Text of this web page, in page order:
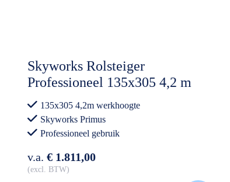
Skyworks Rolsteiger
Professioneel 135x305 4,2 m
werkhoogte Dubbele
Voorloopleuning
135x305 4,2m werkhoogte
Skyworks Primus
Professioneel gebruik
v.a. € 1.811,00
excl. BTW